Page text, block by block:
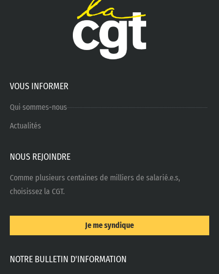
VOUS INFORMER
Qui sommes-nous
Actualités
NOUS REJOINDRE
Comme plusieurs centaines de milliers de salarié.e.s,
choisissez la CGT.
Je me syndique
NOTRE BULLETIN D'INFORMATION